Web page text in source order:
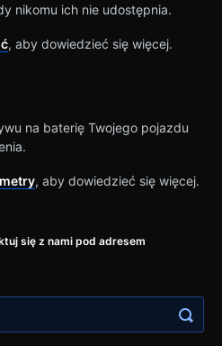
nikomu ich nie udostępnia.
, aby dowiedzieć się więcej.
na baterię Twojego pojazdu
, aby dowiedzieć się więcej.
się z nami pod adresem